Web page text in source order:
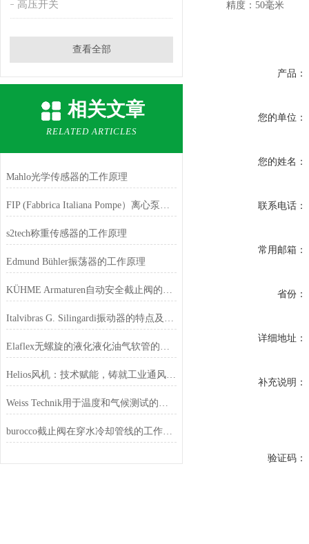
高压开关
查看全部
相关文章
RELATED ARTICLES
Mahlo光学传感器的工作原理
FIP (Fabbrica Italiana Pompe）离心泵的应用特征
s2tech称重传感器的工作原理
Edmund Bühler振荡器的工作原理
KÜHME Armaturen自动安全截止阀的特点
Italvibras G. Silingardi振动器的特点及用途
Elaflex无螺旋的液化液化油气软管的优势
Helios风机：技术赋能，铸就工业通风领域的性能提升
Weiss Technik用于温度和气候测试的应力筛选试验箱
burocco截止阀在穿水冷却管线的工作原理
精度：50毫米
产品：
您的单位：
您的姓名：
联系电话：
常用邮箱：
省份：
详细地址：
补充说明：
验证码：